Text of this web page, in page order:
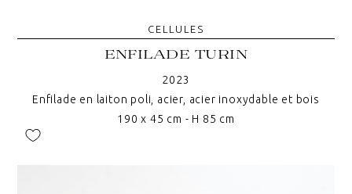
CELLULES
ENFILADE TURIN
2023
Enfilade en laiton poli, acier, acier inoxydable et bois
190 x 45 cm - H 85 cm